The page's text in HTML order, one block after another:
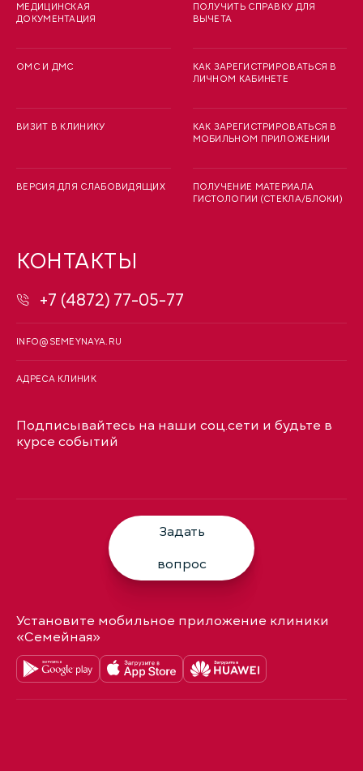
МЕДИЦИНСКАЯ
ДОКУМЕНТАЦИЯ
ОМС И ДМС
ВИЗИТ В КЛИНИКУ
ВЕРСИЯ ДЛЯ СЛАБОВИДЯЩИХ
ПОЛУЧИТЬ СПРАВКУ ДЛЯ
ВЫЧЕТА
КАК ЗАРЕГИСТРИРОВАТЬСЯ В
ЛИЧНОМ КАБИНЕТЕ
КАК ЗАРЕГИСТРИРОВАТЬСЯ В
МОБИЛЬНОМ ПРИЛОЖЕНИИ
ПОЛУЧЕНИЕ МАТЕРИАЛА
ГИСТОЛОГИИ (СТЕКЛА/БЛОКИ)
КОНТАКТЫ
+7 (4872) 77-05-77
INFO@SEMEYNAYA.RU
АДРЕСА КЛИНИК
Подписывайтесь на наши соц.сети и будьте в
курсе событий
Задать
вопрос
Установите мобильное приложение клиники
«Семейная»